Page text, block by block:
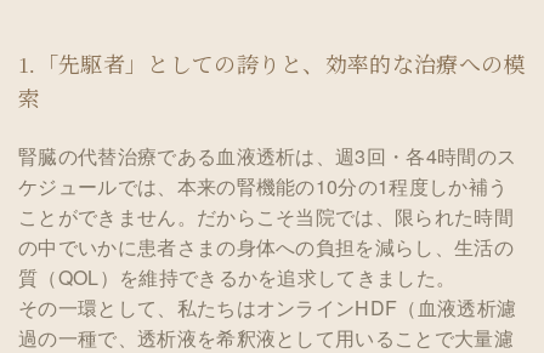
1.「先駆者」としての誇りと、効率的な治療への模
索
腎臓の代替治療である血液透析は、週3回・各4時間のス
ケジュールでは、本来の腎機能の10分の1程度しか補う
ことができません。だからこそ当院では、限られた時間
の中でいかに患者さまの身体への負担を減らし、生活の
質（QOL）を維持できるかを追求してきました。
その一環として、私たちはオンラインHDF（血液透析濾
過の一種で、透析液を希釈液として用いることで大量濾